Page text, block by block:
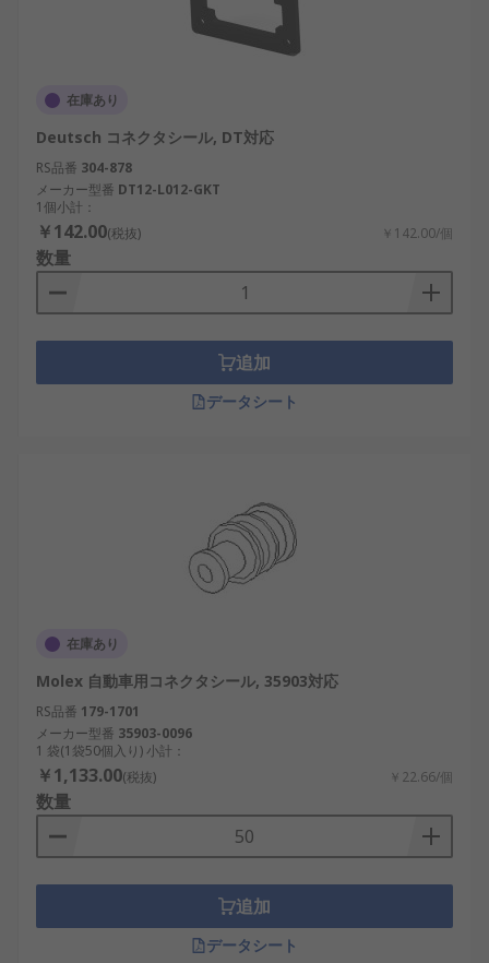
在庫あり
Deutsch コネクタシール, DT対応
RS品番 304-878
メーカー型番 DT12-L012-GKT
1個小計：
￥142.00(税抜) ￥142.00/個
数量
追加
データシート
在庫あり
Molex 自動車用コネクタシール, 35903対応
RS品番 179-1701
メーカー型番 35903-0096
1 袋(1袋50個入り) 小計：
￥1,133.00(税抜) ￥22.66/個
数量
追加
データシート